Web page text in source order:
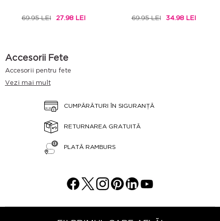
69.95 LEI 27.98 LEI 69.95 LEI 34.98 LEI
Accesorii Fete
Accesorii pentru fete
Accesoriile, un detaliu important care completează hainele și
în ceea ce privește stilul. Copiii, care sunt introduși în tehnologie
de timpuriu, își dezvoltă idei despre propriul stil de la o vârstă
largă de accesorii potrivite vârstei lor și care reflectă stilul lor
sunt produse pentru copii. Penti, în special pentru fetele care
acordă o atenție deosebită hainelor și stilului lor, include
accesorii frumoase în colecția sa. Colecția Penti include accesorii
de iarnă, cum ar fi pălării, eșarfe, bijuterii, accesorii de păr,
Varietăți de accesorii pentru fete Penti
Modele de pălării pentru fete Penti
Pălăriile pentru fete nu numai că protejează capul și urechile de
Vezi mai mult
CUMPĂRĂTURI ÎN SIGURANȚĂ
RETURNAREA GRATUITĂ
PLATĂ RAMBURS